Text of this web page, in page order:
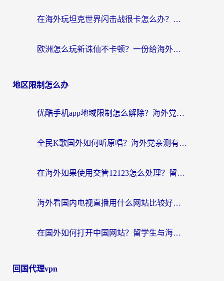
在海外玩坦克世界闪击战很卡怎么办？老玩家亲测有效的加速器选择指南
欧洲怎么玩新诛仙不卡顿？一份给海外游子的国服游戏畅玩指南
地区限制怎么办
优酷手机app地域限制怎么解除？海外党亲测有效的追剧方案
全民K歌国外如何听原唱？海外党亲测有效的回国加速器选择指南
在海外如果使用交管12123怎么处理？留学生亲测有效的回国加速方案
海外看国内电视直播用什么网站比较好？一篇解决你所有追剧难题的实用指南
在国外如何打开中国网站？留学生与海外华人的无缝访问指南
回国代理vpn